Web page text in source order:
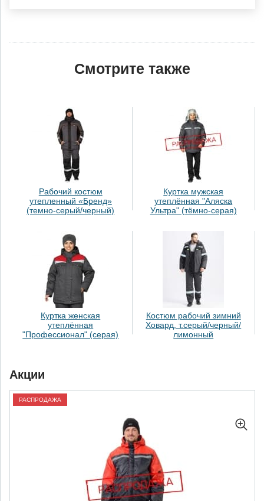
Смотрите также
Рабочий костюм
утепленный «Бренд»
(темно-серый/черный)
Куртка мужская
утеплённая "Аляска
Ультра" (тёмно-серая)
Куртка женская
утеплённая
"Профессионал" (серая)
Костюм рабочий зимний
Ховард, т.серый/черный/
лимонный
Акции
РАСПРОДАЖА